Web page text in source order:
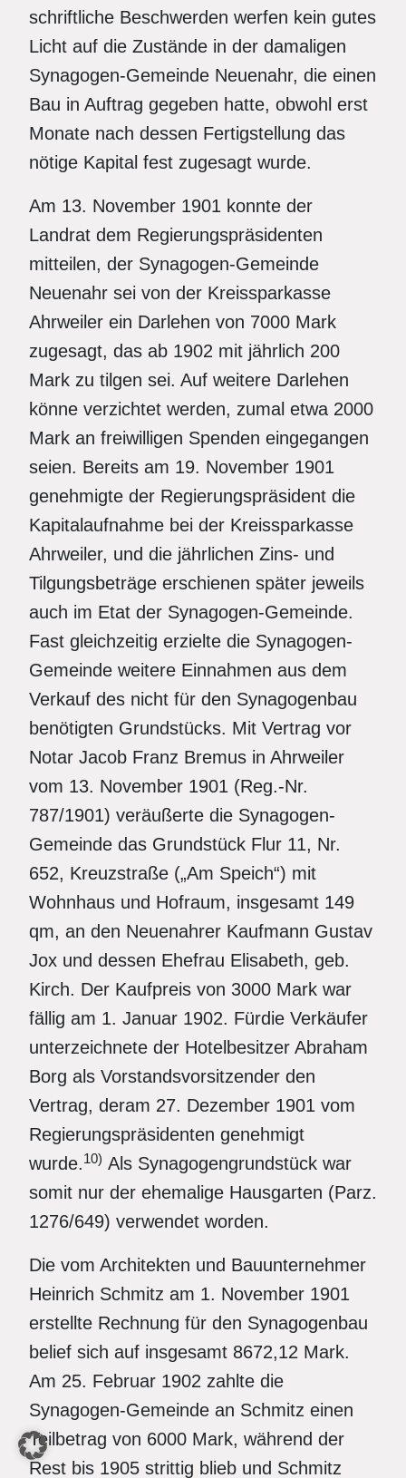
schriftliche Beschwerden werfen kein gutes
Licht auf die Zustände in der damaligen
Synagogen-Gemeinde Neuenahr, die einen
Bau in Auftrag gegeben hatte, obwohl erst
Monate nach dessen Fertigstellung das
nötige Kapital fest zugesagt wurde.
Am 13. November 1901 konnte der
Landrat dem Regierungspräsidenten
mitteilen, der Synagogen-Gemeinde
Neuenahr sei von der Kreissparkasse
Ahrweiler ein Darlehen von 7000 Mark
zugesagt, das ab 1902 mit jährlich 200
Mark zu tilgen sei. Auf weitere Darlehen
könne verzichtet werden, zumal etwa 2000
Mark an freiwilligen Spenden eingegangen
seien. Bereits am 19. November 1901
genehmigte der Regierungspräsident die
Kapitalaufnahme bei der Kreissparkasse
Ahrweiler, und die jährlichen Zins- und
Tilgungsbeträge erschienen später jeweils
auch im Etat der Synagogen-Gemeinde.
Fast gleichzeitig erzielte die Synagogen-
Gemeinde weitere Einnahmen aus dem
Verkauf des nicht für den Synagogenbau
benötigten Grundstücks. Mit Vertrag vor
Notar Jacob Franz Bremus in Ahrweiler
vom 13. November 1901 (Reg.-Nr.
787/1901) veräußerte die Synagogen-
Gemeinde das Grundstück Flur 11, Nr.
652, Kreuzstraße („Am Speich“) mit
Wohnhaus und Hofraum, insgesamt 149
qm, an den Neuenahrer Kaufmann Gustav
Jox und dessen Ehefrau Elisabeth, geb.
Kirch. Der Kaufpreis von 3000 Mark war
fällig am 1. Januar 1902. Fürdie Verkäufer
unterzeichnete der Hotelbesitzer Abraham
Borg als Vorstandsvorsitzender den
Vertrag, deram 27. Dezember 1901 vom
Regierungspräsidenten genehmigt
wurde.10) Als Synagogengrundstück war
somit nur der ehemalige Hausgarten (Parz.
1276/649) verwendet worden.
Die vom Architekten und Bauunternehmer
Heinrich Schmitz am 1. November 1901
erstellte Rechnung für den Synagogenbau
belief sich auf insgesamt 8672,12 Mark.
Am 25. Februar 1902 zahlte die
Synagogen-Gemeinde an Schmitz einen
Teilbetrag von 6000 Mark, während der
Rest bis 1905 strittig blieb und Schmitz